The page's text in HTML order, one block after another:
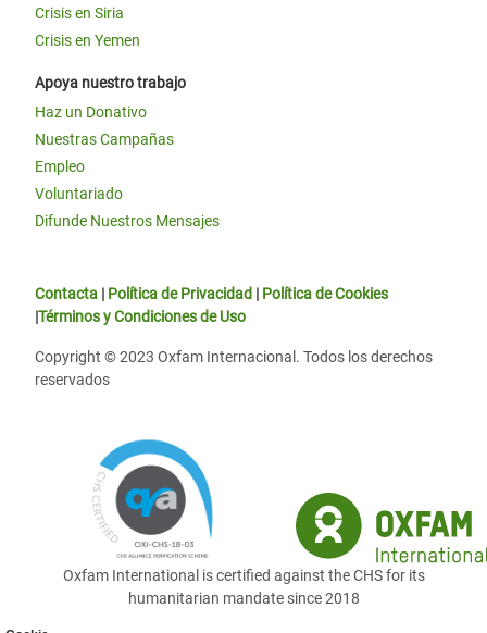
Crisis en Siria
Crisis en Yemen
Apoya nuestro trabajo
Haz un Donativo
Nuestras Campañas
Empleo
Voluntariado
Difunde Nuestros Mensajes
Contacta | Política de Privacidad | Política de Cookies
|Términos y Condiciones de Uso
Copyright © 2023 Oxfam Internacional. Todos los derechos
reservados
Oxfam International is certified against the CHS for its
humanitarian mandate since 2018